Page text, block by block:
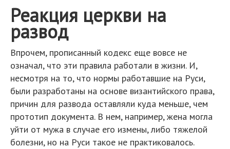
Реакция церкви на
развод
Впрочем, прописанный кодекс еще вовсе не
означал, что эти правила работали в жизни. И,
несмотря на то, что нормы работавшие на Руси,
были разработаны на основе византийского права,
причин для развода оставляли куда меньше, чем
прототип документа. В нем, например, жена могла
уйти от мужа в случае его измены, либо тяжелой
болезни, но на Руси такое не практиковалось.